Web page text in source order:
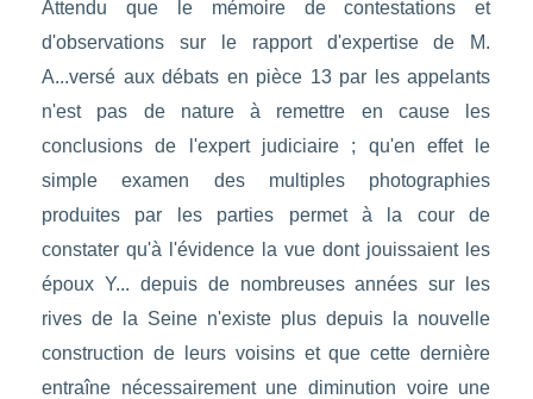
Attendu que le mémoire de contestations et
d'observations sur le rapport d'expertise de M.
A...versé aux débats en pièce 13 par les appelants
n'est pas de nature à remettre en cause les
conclusions de l'expert judiciaire ; qu'en effet le
simple examen des multiples photographies
produites par les parties permet à la cour de
constater qu'à l'évidence la vue dont jouissaient les
époux Y... depuis de nombreuses années sur les
rives de la Seine n'existe plus depuis la nouvelle
construction de leurs voisins et que cette dernière
entraîne nécessairement une diminution voire une